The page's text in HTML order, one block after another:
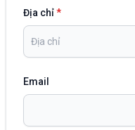
Địa chỉ*
Email